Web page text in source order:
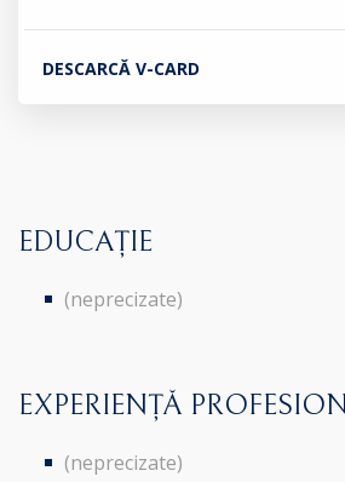
DESCARCĂ V-CARD
EDUCAȚIE
(neprecizate)
EXPERIENȚĂ
(neprecizate)